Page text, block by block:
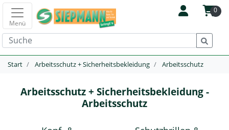
0
Menü
Start Arbeitsschutz + Sicherheitsbekleidung Arbeitsschutz
Arbeitsschutz + Sicherheitsbekleidung -
Arbeitsschutz